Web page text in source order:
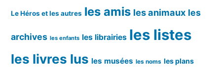
Le Héros et les autres les amis les animaux les
archives les enfants les librairies les listes
les livres lus les musées les noms les plans